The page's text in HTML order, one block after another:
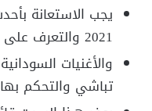
يجب الاستعانة
2021 والتعرف على أشهر الإيقاعات.
والأغنيات
تباشي والتحكم